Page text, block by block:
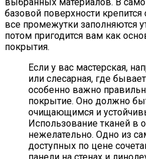
базовой поверхности
все промежутки заполняются
потом пригодится вам как
покрытия.
Если у вас мастерская,
или слесарная, где
особенно важно
покрытие. Оно должно
очищающимся и
Использование тканей в
нежелательно. Одно из
доступных по цене